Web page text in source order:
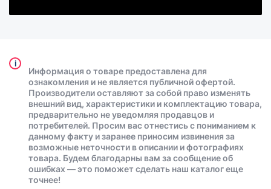
i
Информация о товаре предоставлена для
ознакомления и не является публичной офертой.
Производители оставляют за собой право изменять
внешний вид, характеристики и комплектацию товара,
предварительно не уведомляя продавцов и
потребителей. Просим вас отнестись с пониманием к
данному факту и заранее приносим извинения за
возможные неточности в описании и фотографиях
товара. Будем благодарны вам за сообщение об
ошибках — это поможет сделать наш каталог еще
точнее!